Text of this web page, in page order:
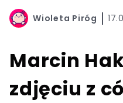
Wioleta Piróg
Marcin
zdjęciu z